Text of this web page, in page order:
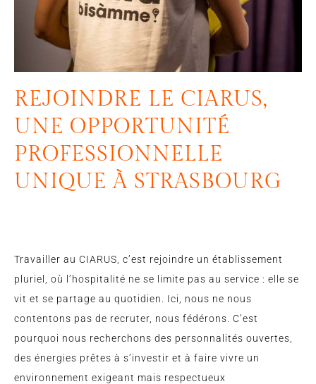
REJOINDRE LE CIARUS,
UNE OPPORTUNITÉ
PROFESSIONNELLE
UNIQUE À STRASBOURG
Travailler au CIARUS, c’est rejoindre un établissement
pluriel, où l’hospitalité ne se limite pas au service : elle se
vit et se partage au quotidien. Ici, nous ne nous
contentons pas de recruter, nous fédérons. C’est
pourquoi nous recherchons des personnalités ouvertes,
des énergies prêtes à s’investir et à faire vivre un
environnement exigeant mais respectueux